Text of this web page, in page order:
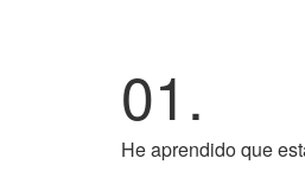
01.
He aprendido que